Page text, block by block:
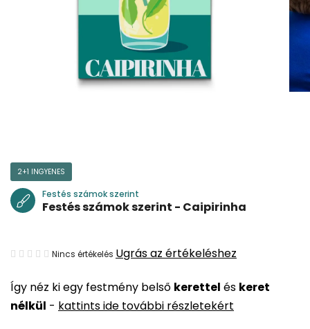
Így néz ki egy festmény belső kerettel és keret
nélkül - kattints ide további részletekért
2+1 INGYENES
Festés számok szerint
Festés számok szerint - Caipirinha
A
átlagos
értékelése
Nincs értékelés Ugrás az értékeléshez